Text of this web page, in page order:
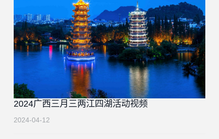
2024广西三月三两江四湖活动视频
2024-04-12